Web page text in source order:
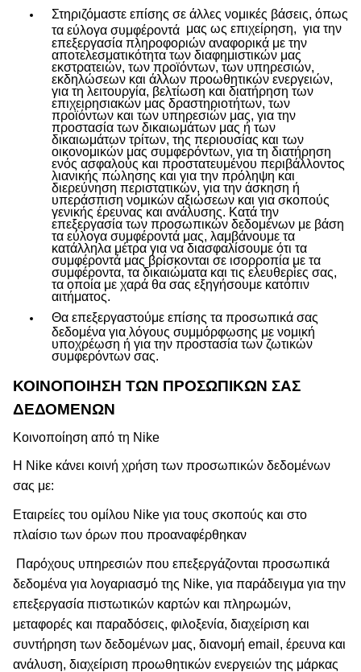
Στηριζόμαστε επίσης σε άλλες νομικές βάσεις, όπως
τα εύλογα συμφέροντά μας ως επιχείρηση, για την
επεξεργασία πληροφοριών αναφορικά με την
αποτελεσματικότητα των διαφημιστικών μας
εκστρατειών, των προϊόντων, των υπηρεσιών,
εκδηλώσεων και άλλων προωθητικών ενεργειών,
για τη λειτουργία, βελτίωση και διατήρηση των
επιχειρησιακών μας δραστηριοτήτων, των
προϊόντων και των υπηρεσιών μας, για την
προστασία των δικαιωμάτων μας ή των
δικαιωμάτων τρίτων, της περιουσίας και των
οικονομικών μας συμφερόντων, για τη διατήρηση
ενός ασφαλούς και προστατευμένου περιβάλλοντος
λιανικής πώλησης και για την πρόληψη και
διερεύνηση περιστατικών, για την άσκηση ή
υπεράσπιση νομικών αξιώσεων και για σκοπούς
γενικής έρευνας και ανάλυσης. Κατά την
επεξεργασία των προσωπικών δεδομένων με βάση
τα εύλογα συμφέροντά μας, λαμβάνουμε τα
κατάλληλα μέτρα για να διασφαλίσουμε ότι τα
συμφέροντά μας βρίσκονται σε ισορροπία με τα
συμφέροντα, τα δικαιώματα και τις ελευθερίες σας,
τα οποία με χαρά θα σας εξηγήσουμε κατόπιν
αιτήματος.
Θα επεξεργαστούμε επίσης τα προσωπικά σας
δεδομένα για λόγους συμμόρφωσης με νομική
υποχρέωση ή για την προστασία των ζωτικών
συμφερόντων σας.
ΚΟΙΝΟΠΟΙΗΣΗ ΤΩΝ ΠΡΟΣΩΠΙΚΏΝ ΣΑΣ
ΔΕΔΟΜΈΝΩΝ
Κοινοποίηση από τη Nike
Η Nike κάνει κοινή χρήση των προσωπικών δεδομένων
σας με:
Εταιρείες του ομίλου Nike για τους σκοπούς και στο
πλαίσιο των όρων που προαναφέρθηκαν
Παρόχους υπηρεσιών που επεξεργάζονται προσωπικά
δεδομένα για λογαριασμό της Nike, για παράδειγμα για την
επεξεργασία πιστωτικών καρτών και πληρωμών,
μεταφορές και παραδόσεις, φιλοξενία, διαχείριση και
συντήρηση των δεδομένων μας, διανομή email, έρευνα και
ανάλυση, διαχείριση προωθητικών ενεργειών της μάρκας